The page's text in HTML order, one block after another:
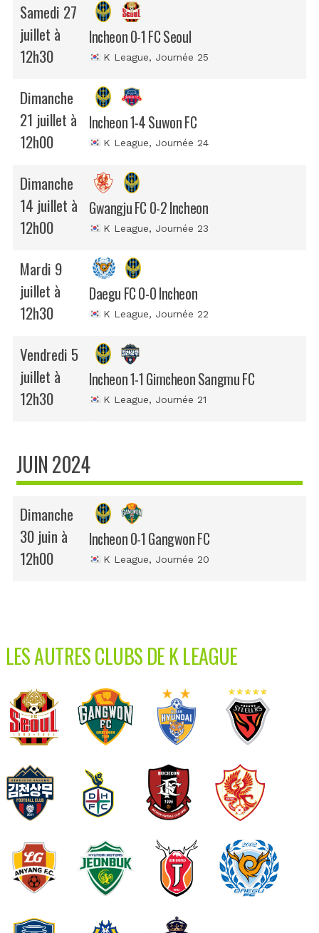
Samedi 27
juillet à
12h30
Incheon 0-1 FC Seoul
K League, Journée 25
Dimanche
21 juillet à
12h00
Incheon 1-4 Suwon FC
K League, Journée 24
Dimanche
14 juillet à
12h00
Gwangju FC 0-2 Incheon
K League, Journée 23
Mardi 9
juillet à
12h30
Daegu FC 0-0 Incheon
K League, Journée 22
Vendredi 5
juillet à
12h30
Incheon 1-1 Gimcheon Sangmu FC
K League, Journée 21
JUIN 2024
Dimanche
30 juin à
12h00
Incheon 0-1 Gangwon FC
K League, Journée 20
LES AUTRES CLUBS DE K LEAGUE